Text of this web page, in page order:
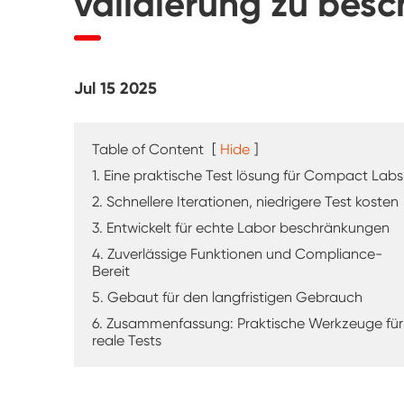
UV-Verwitterung tester
Begehbare Kammer
Spezielle Test kammer
IP-Test geräte
Jul 15 2025
Table of Content [ Hide ]
1. Eine praktische Test lösung für Compact Labs
2. Schnellere Iterationen, niedrigere Test kosten
3. Entwickelt für echte Labor beschränkungen
4. Zuverlässige Funktionen und Compliance-
Bereit
5. Gebaut für den langfristigen Gebrauch
6. Zusammenfassung: Praktische Werkzeuge für
reale Tests